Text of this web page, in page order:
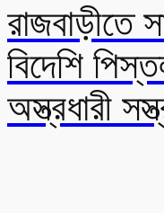
রাজবাড়ীতে
বিদেশি
অস্ত্রধারী